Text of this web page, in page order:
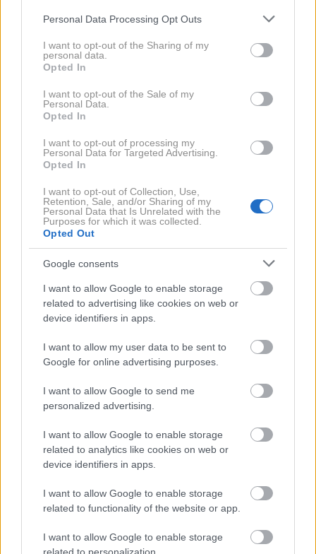
Please note that this website/app uses one or more Google
not limited to your visit or usage behaviour. You may click to
grant or deny consent to Google and its third-party tags to
use your data for below specified purposes in below Google
consent section.
Personal Data Processing Opt Outs
I want to opt-out of the Sharing of my
personal data.
Opted In
I want to opt-out of the Sale of my
Personal Data.
Opted In
I want to opt-out of processing my
Personal Data for Targeted Advertising.
Opted In
I want to opt-out of Collection, Use,
Retention, Sale, and/or Sharing of my
Personal Data that Is Unrelated with the
Purposes for which it was collected.
Opted Out
Google consents
I want to allow Google to enable storage
related to advertising like cookies on web or
device identifiers in apps.
I want to allow my user data to be sent to
Google for online advertising purposes.
I want to allow Google to send me
personalized advertising.
I want to allow Google to enable storage
related to analytics like cookies on web or
device identifiers in apps.
I want to allow Google to enable storage
related to functionality of the website or app.
I want to allow Google to enable storage
K temu je pripomoglo hidravlično vzmetenje, ki
pa je v dinamični vožnji povzročalo svoje težave in
Citroen ga od takrat naprej ni več uporabljal.
2 / 2
Teknikens Värld
padejo na losovem testu?
Sodobna tehnologija očitno še ni zagotovilo za
zadnjem delu nameščena baterija pri avtomobilih s
hibridnim pogonom lahko poruši uravnoteženost
precej slabše izkaže.To se je zgodilo v primeru
in Škode Superb. Neuspehu lahko sicer botrujejo